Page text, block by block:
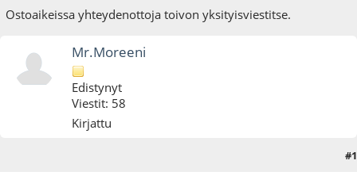
Ostoaikeissa yhteydenottoja toivon yksityisviestitse.
Mr.Moreeni
Edistynyt
Viestit: 58
Kirjattu
#1